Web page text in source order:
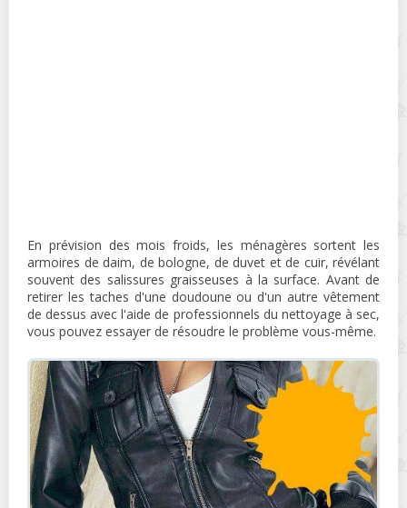
En prévision des mois froids, les ménagères sortent les
armoires de daim, de bologne, de duvet et de cuir, révélant
souvent des salissures graisseuses à la surface. Avant de
retirer les taches d'une doudoune ou d'un autre vêtement
de dessus avec l'aide de professionnels du nettoyage à sec,
vous pouvez essayer de résoudre le problème vous-même.